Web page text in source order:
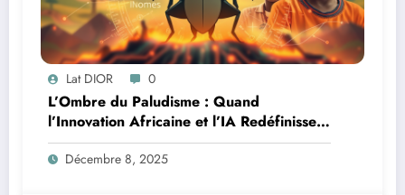
Lat DIOR 0
L’Ombre du Paludisme : Quand
l’Innovation Africaine et l’IA Redéfinissent
la Lutte
Décembre 8, 2025